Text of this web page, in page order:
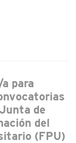
para
de
del
(FPU)